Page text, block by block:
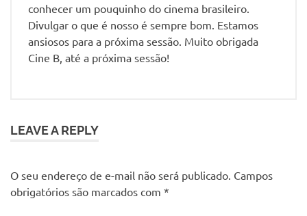
conhecer um pouquinho do cinema brasileiro.
Divulgar o que é nosso é sempre bom. Estamos
ansiosos para a próxima sessão. Muito obrigada
Cine B, até a próxima sessão!
LEAVE A REPLY
O seu endereço de e-mail não será publicado. Campos
obrigatórios são marcados com *